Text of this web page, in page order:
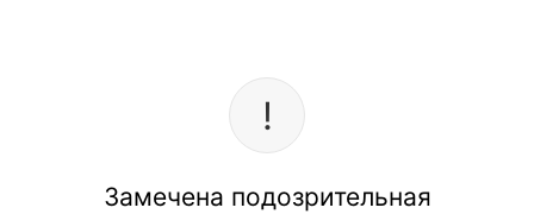
Замечена подозрительная